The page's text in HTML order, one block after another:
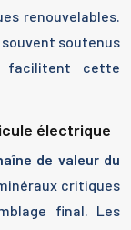
renouvelables.
soutenus
facilitent cette
électrique
de valeur du
critiques
final. Les